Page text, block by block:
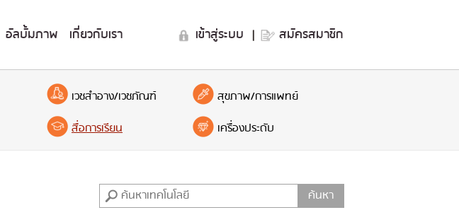
อัลบั้มภาพ เกี่ยวกับเรา เข้าสู่ระบบ | สมัครสมาชิก
เวชสำอาง/เวชภัณฑ์
สุขภาพ/การแพทย์
สื่อการเรียน เครื่องประดับ